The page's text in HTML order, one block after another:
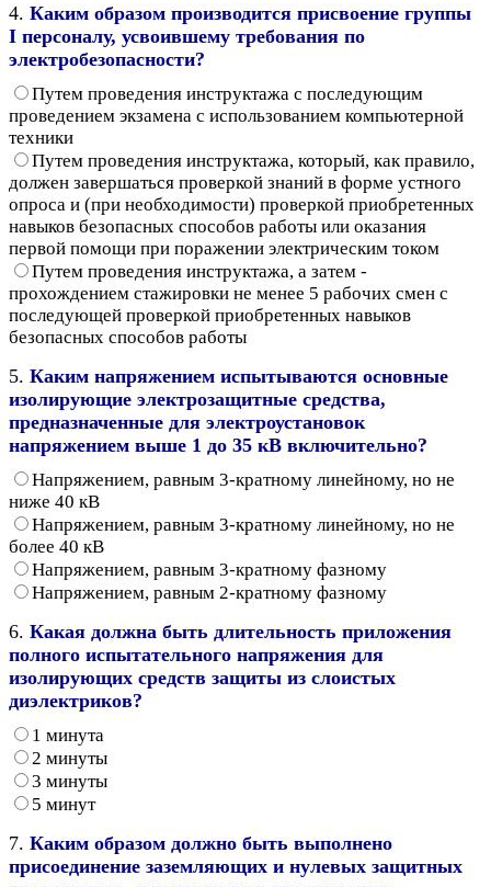
4. Каким образом производится присвоение группы
I персоналу, усвоившему требования по
электробезопасности?
Путем проведения инструктажа с последующим
проведением экзамена с использованием компьютерной
техники
Путем проведения инструктажа, который, как правило,
должен завершаться проверкой знаний в форме устного
опроса и (при необходимости) проверкой приобретенных
навыков безопасных способов работы или оказания
первой помощи при поражении электрическим током
Путем проведения инструктажа, а затем -
прохождением стажировки не менее 5 рабочих смен с
последующей проверкой приобретенных навыков
безопасных способов работы
5. Каким напряжением испытываются основные
изолирующие электрозащитные средства,
предназначенные для электроустановок
напряжением выше 1 до 35 кВ включительно?
Напряжением, равным 3-кратному линейному, но не
ниже 40 кВ
Напряжением, равным 3-кратному линейному, но не
более 40 кВ
Напряжением, равным 3-кратному фазному
Напряжением, равным 2-кратному фазному
6. Какая должна быть длительность приложения
полного испытательного напряжения для
изолирующих средств защиты из слоистых
диэлектриков?
1 минута
2 минуты
3 минуты
5 минут
7. Каким образом должно быть выполнено
присоединение заземляющих и нулевых защитных